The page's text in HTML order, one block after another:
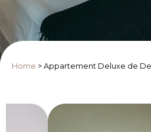
Home > Appartement Deluxe de